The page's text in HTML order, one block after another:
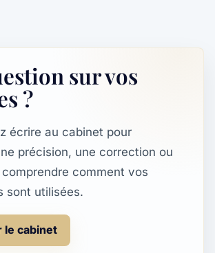
sur vos
?
écrire au cabinet pour
précision, une correction ou
comment vos
sont utilisées.
le cabinet